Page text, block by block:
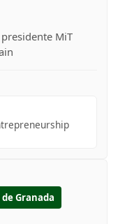
MiT
Granada